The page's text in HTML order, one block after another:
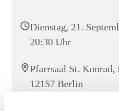
Dienstag, 21.
20:30 Uhr
Pfarrsaal St. Konrad,
12157 Berlin